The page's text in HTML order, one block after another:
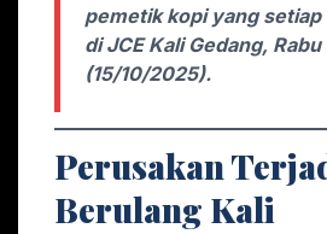
pemetik kopi yang
di JCE Kali Gedang, Rabu
(15/10/2025).
Perusakan
Berulang Kali